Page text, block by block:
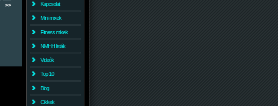
>> Kapcsolat
Mini-mixek
Fitness mixek
NMHH listák
Videók
Top 10
Blog
Cikkek